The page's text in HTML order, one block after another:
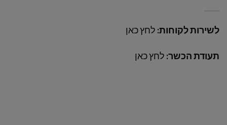
לשירות לקוחות: לחץ כאן
תעודת הכשר: לחץ כאן